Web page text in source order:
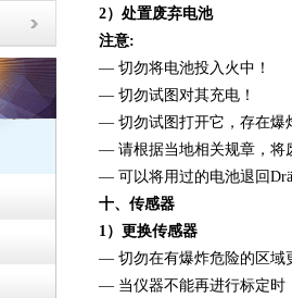
2）处置废弃电池
注意:
— 切勿将电池投入火中！
— 切勿试图对其充电！
— 切勿试图打开它，存在爆
— 请根据当地相关规章，将
— 可以将用过的电池退回
十、传感器
1）更换传感器
— 切勿在有爆炸危险的区域
— 当仪器不能再进行标定时